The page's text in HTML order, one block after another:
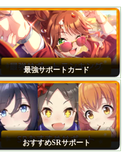
最強サポートカード
おすすめSRサポート